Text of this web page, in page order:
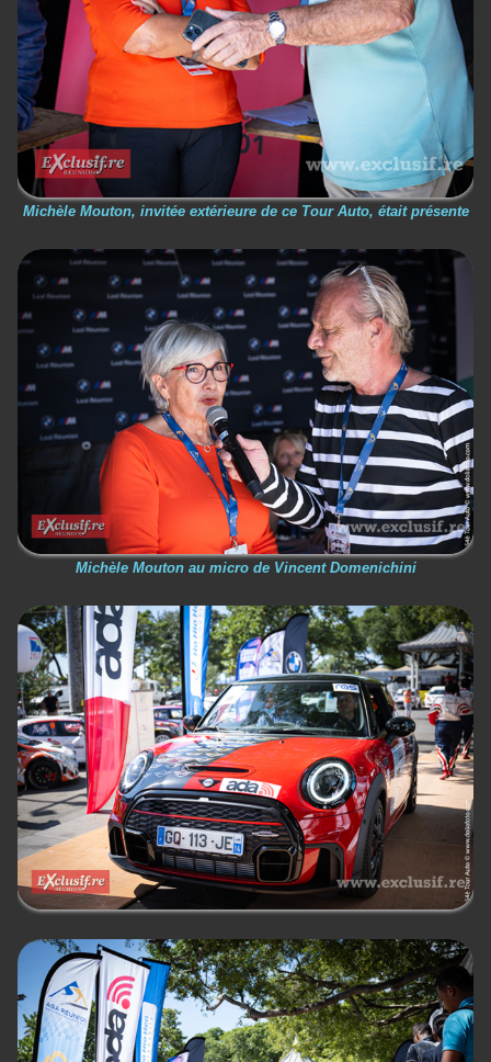
Michèle Mouton, invitée extérieure de ce Tour Auto, était présente
Michèle Mouton au micro de Vincent Domenichini